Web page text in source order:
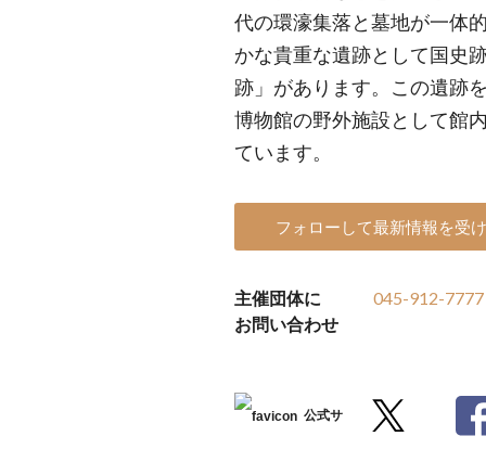
代の環濠集落と墓地が一体
かな貴重な遺跡として国史
跡」があります。この遺跡
博物館の野外施設として館
ています。
フォローして最新情報を受
主催団体に
お問い合わせ
045-912-7777
公式サ